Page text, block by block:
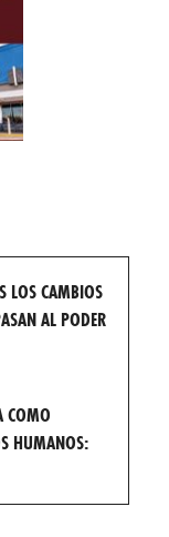
LOS CAMBIOS
AL PODER
COMO
HUMANOS: